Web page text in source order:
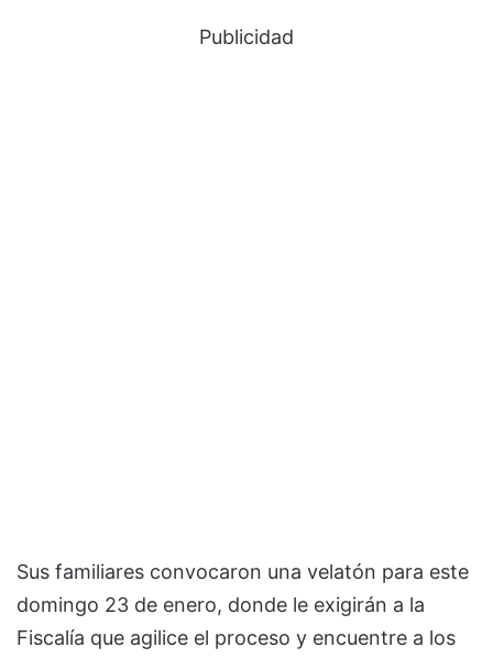
Publicidad
Sus familiares convocaron una velatón para este
domingo 23 de enero, donde le exigirán a la
Fiscalía que agilice el proceso y encuentre a los